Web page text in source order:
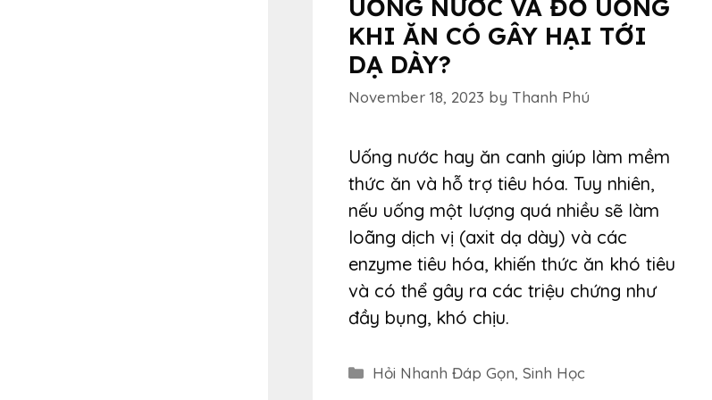
UỐNG NƯỚC VÀ ĐỒ UỐNG
KHI ĂN CÓ GÂY HẠI TỚI
DẠ DÀY?
November 18, 2023 by Thanh Phú
Uống nước hay ăn canh giúp làm mềm
thức ăn và hỗ trợ tiêu hóa. Tuy nhiên,
nếu uống một lượng quá nhiều sẽ làm
loãng dịch vị (axit dạ dày) và các
enzyme tiêu hóa, khiến thức ăn khó tiêu
và có thể gây ra các triệu chứng như
đầy bụng, khó chịu.
Categories
Hỏi Nhanh Đáp Gọn,Sinh Học